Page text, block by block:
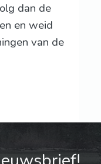
dan de
en weid
van de